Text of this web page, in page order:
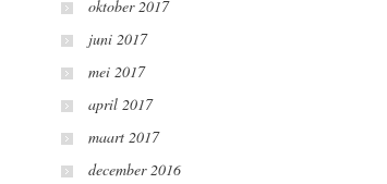
oktober 2017
juni 2017
mei 2017
april 2017
maart 2017
december 2016